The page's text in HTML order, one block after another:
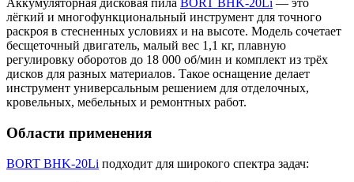
Аккумуляторная дисковая пила BORT BHK-20Li — это
лёгкий и многофункциональный инструмент для точного
раскроя в стесненных условиях и на высоте. Модель сочетает
бесщеточный двигатель, малый вес 1,1 кг, плавную
регулировку оборотов до 18 000 об/мин и комплект из трёх
дисков для разных материалов. Такое оснащение делает
инструмент универсальным решением для отделочных,
кровельных, мебельных и ремонтных работ.
Области применения
BORT BHK-20Li подходит для широкого спектра задач: